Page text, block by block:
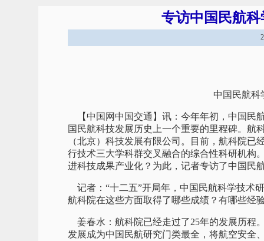
专访中国民航
中国民航科
【中国网中国交通】讯：今年年初，中国民
国民航科技发展历史上一个重要的里程碑。
（北京）科技发展有限公司。目前，航科院
行技术三大学科群交叉融合的综合性科研机构
进科技成果产业化？为此，记者专访了中国民
记者：“十二五”开局年，中国民航科学技术
航科院在这些方面取得了哪些成绩？有哪些经
姜春水：航科院已经走过了25年的发展历程
发展成为中国民航研究门类最全，将航空安全